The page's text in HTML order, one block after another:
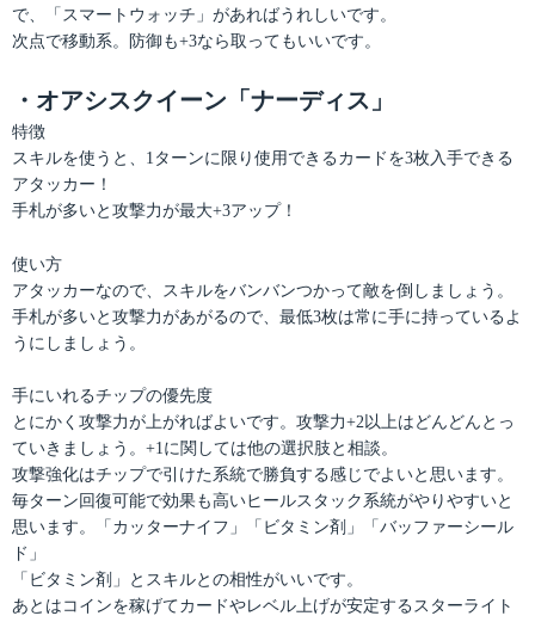
で、「スマートウォッチ」があればうれしいです。
次点で移動系。防御も+3なら取ってもいいです。
・オアシスクイーン「ナーディス」
特徴
スキルを使うと、1ターンに限り使用できるカードを3枚入手できる
アタッカー！
手札が多いと攻撃力が最大+3アップ！
使い方
アタッカーなので、スキルをバンバンつかって敵を倒しましょう。
手札が多いと攻撃力があがるので、最低3枚は常に手に持っているよ
うにしましょう。
手にいれるチップの優先度
とにかく攻撃力が上がればよいです。攻撃力+2以上はどんどんとっ
ていきましょう。+1に関しては他の選択肢と相談。
攻撃強化はチップで引けた系統で勝負する感じでよいと思います。
毎ターン回復可能で効果も高いヒールスタック系統がやりやすいと
思います。「カッターナイフ」「ビタミン剤」「バッファーシール
ド」
「ビタミン剤」とスキルとの相性がいいです。
あとはコインを稼げてカードやレベル上げが安定するスターライト